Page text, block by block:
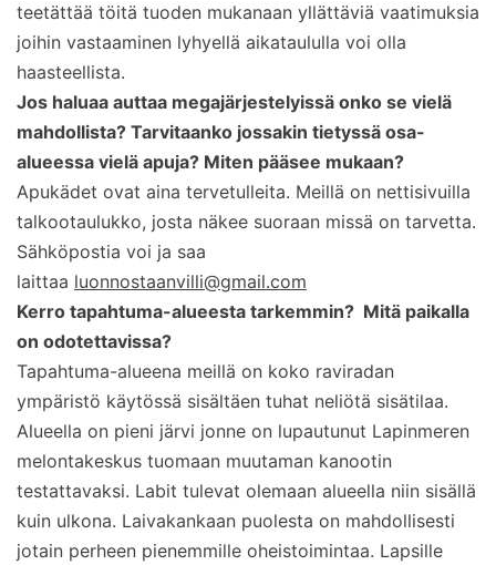
teetättää töitä tuoden mukanaan yllättäviä vaatimuksia
joihin vastaaminen lyhyellä aikataululla voi olla
haasteellista.
Jos haluaa auttaa megajärjestelyissä onko se vielä
mahdollista? Tarvitaanko jossakin tietyssä osa-
alueessa vielä apuja? Miten pääsee mukaan?
Apukädet ovat aina tervetulleita. Meillä on nettisivuilla
talkootaulukko, josta näkee suoraan missä on tarvetta.
Sähköpostia voi ja saa
laittaa luonnostaanvilli@gmail.com
Kerro tapahtuma-alueesta tarkemmin? Mitä paikalla
on odotettavissa?
Tapahtuma-alueena meillä on koko raviradan
ympäristö käytössä sisältäen tuhat neliötä sisätilaa.
Alueella on pieni järvi jonne on lupautunut Lapinmeren
melontakeskus tuomaan muutaman kanootin
testattavaksi. Labit tulevat olemaan alueella niin sisällä
kuin ulkona. Laivakankaan puolesta on mahdollisesti
jotain perheen pienemmille oheistoimintaa. Lapsille